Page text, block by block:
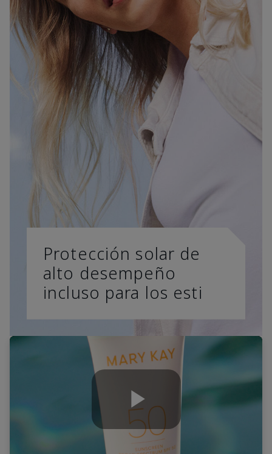
Protección solar de
alto desempeño
incluso para los esti
Play